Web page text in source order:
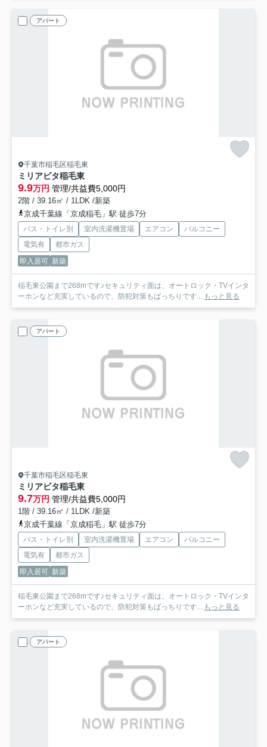
アパート
千葉市稲毛区稲毛東
ミリアビタ稲毛東
9.9万円 管理/共益費5,000円
2階 / 39.16㎡ / 1LDK /新築
京成千葉線「京成稲毛」駅 徒歩7分
バス・トイレ別 室内洗濯機置場 エアコン
バルコニー
電気有
都市ガス
即入居可 新築
稲毛東公園まで268mです♪セキュリティ面は、オートロック・TVインタ
ーホンなど充実しているので、防犯対策もばっちりです... もっと見る
アパート
千葉市稲毛区稲毛東
ミリアビタ稲毛東
9.7万円 管理/共益費5,000円
1階 / 39.16㎡ / 1LDK /新築
京成千葉線「京成稲毛」駅 徒歩7分
バス・トイレ別 室内洗濯機置場 エアコン
バルコニー
電気有
都市ガス
即入居可 新築
稲毛東公園まで268mです♪セキュリティ面は、オートロック・TVインタ
ーホンなど充実しているので、防犯対策もばっちりです... もっと見る
アパート